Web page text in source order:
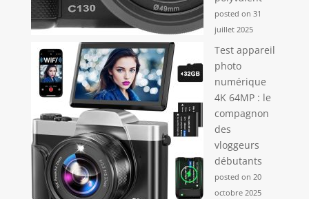
posted on 31
juillet 2025
Test appareil
photo
numérique
4K 64MP : le
compagnon
des
vloggeurs
débutants
posted on 20
octobre 2025